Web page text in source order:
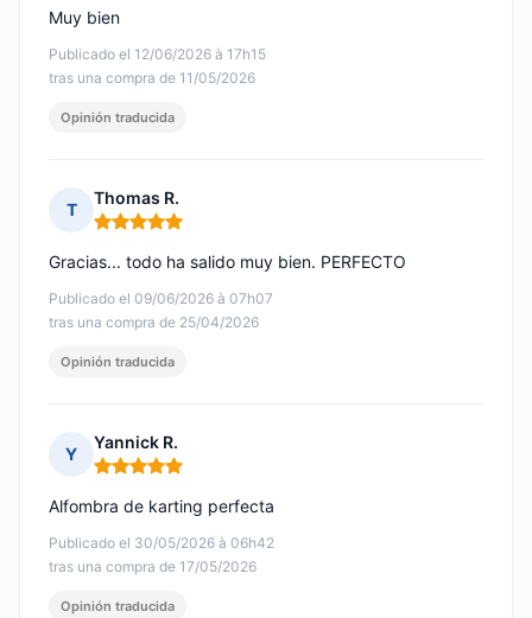
Publicado el 12/06/2026 à 17h15
tras una compra de 11/05/2026
Muy bien
Opinión traducida
T
Thomas R.
Nota: 5 de 5
Publicado el 09/06/2026 à 07h07
tras una compra de 25/04/2026
Gracias... todo ha salido muy bien. PERFECTO
Opinión traducida
Y
Yannick R.
Nota: 5 de 5
Publicado el 30/05/2026 à 06h42
tras una compra de 17/05/2026
Alfombra de karting perfecta
Opinión traducida